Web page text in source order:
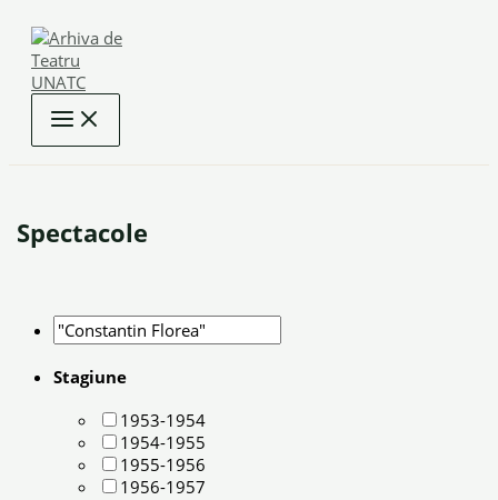
content
Spectacole
Stagiune
1953-1954
1954-1955
1955-1956
1956-1957